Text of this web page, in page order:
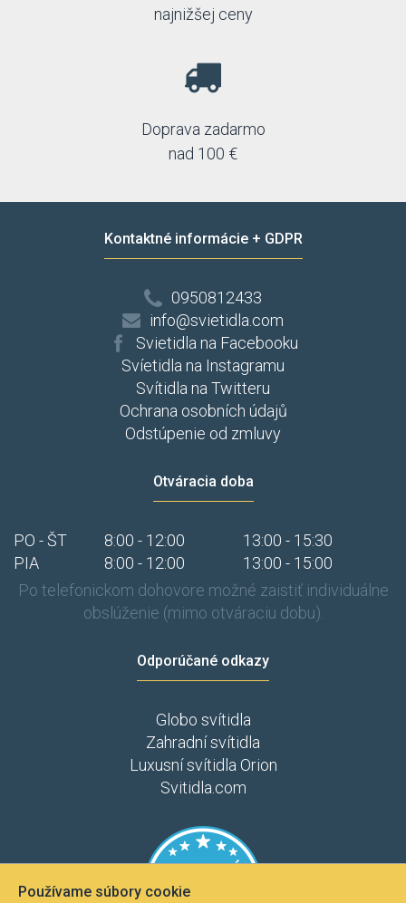
najnižšej ceny
Doprava zadarmo
nad 100 €
Kontaktné informácie + GDPR
0950812433
info@svietidla.com
Svietidla na Facebooku
Svíetidla na Instagramu
Svítidla na Twitteru
Ochrana osobních údajů
Odstúpenie od zmluvy
Otváracia doba
PO - ŠT 8:00 - 12:00
13:00 - 15:30
PIA
8:00 - 12:00
13:00 - 15:00
Po telefonickom dohovore možné zaistiť individuálne
obslúženie (mimo otváraciu dobu).
Odporúčané odkazy
Globo svítidla
Zahradní svítidla
Luxusní svítidla Orion
Svitidla.com
Používame súbory cookie